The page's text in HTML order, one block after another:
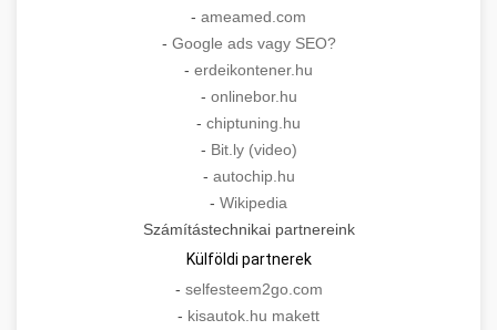
- ameamed.com
- Google ads vagy SEO?
- erdeikontener.hu
- onlinebor.hu
- chiptuning.hu
- Bit.ly (video)
- autochip.hu
- Wikipedia
Számítástechnikai partnereink
Külföldi partnerek
- selfesteem2go.com
- kisautok.hu makett